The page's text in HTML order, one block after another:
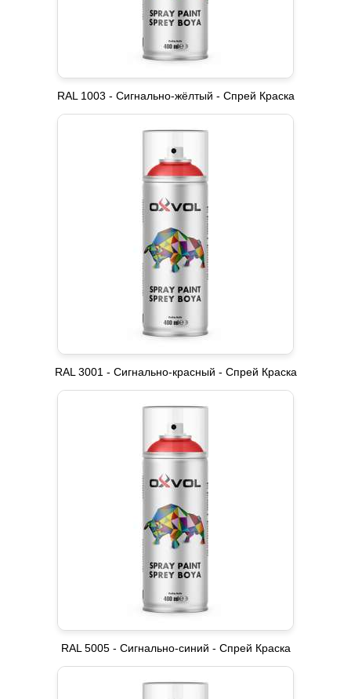
RAL 1003 - Сигнально-жёлтый - Спрей Краска
RAL 3001 - Сигнально-красный - Спрей Краска
RAL 5005 - Сигнально-синий - Спрей Краска